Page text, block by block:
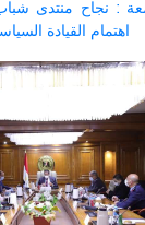
: نجاح منتدى
اهتمام القيادة